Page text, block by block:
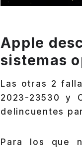
Apple
sistemas
Las otras 2
2023-23530 y
delincuentes
Para los que